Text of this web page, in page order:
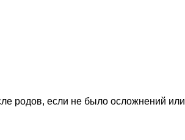
родов, если не было осложнений или